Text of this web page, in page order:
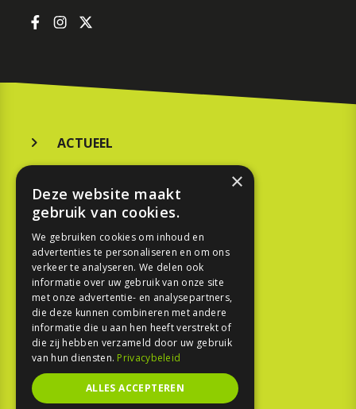
ACTUEEL
KOOPGIDS
TESTEN
SPORT
REPORTAGE
TOUREN
NIEUWSBRIEF
×
Deze website maakt
gebruik van cookies.
We gebruiken cookies om inhoud en
advertenties te personaliseren en om ons
verkeer te analyseren. We delen ook
informatie over uw gebruik van onze site
met onze advertentie- en analysepartners,
die deze kunnen combineren met andere
informatie die u aan hen heeft verstrekt of
die zij hebben verzameld door uw gebruik
van hun diensten. Privacybeleid
ALLES ACCEPTEREN